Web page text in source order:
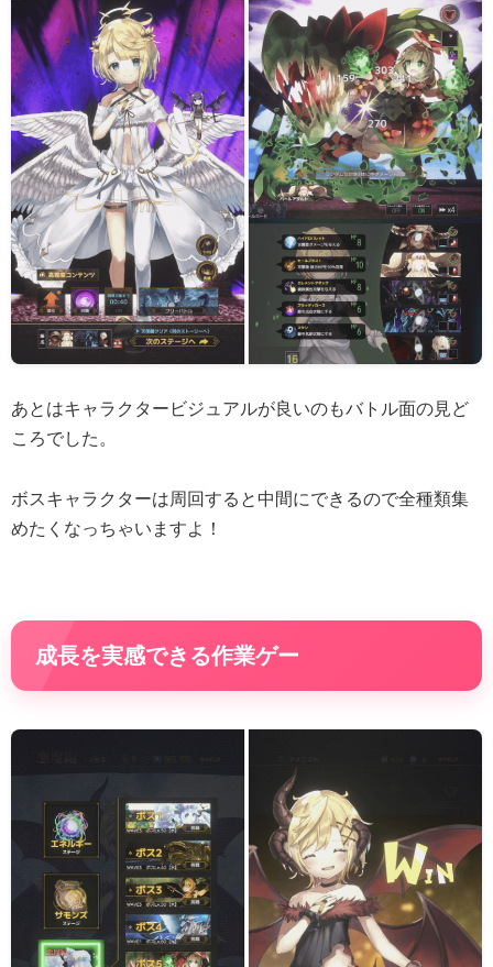
あとはキャラクタービジュアルが良いのもバトル面の見ど
ころでした。
ボスキャラクターは周回すると中間にできるので全種類集
めたくなっちゃいますよ！
成長を実感できる作業ゲー